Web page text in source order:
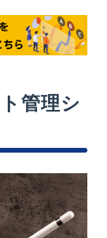
管理シ